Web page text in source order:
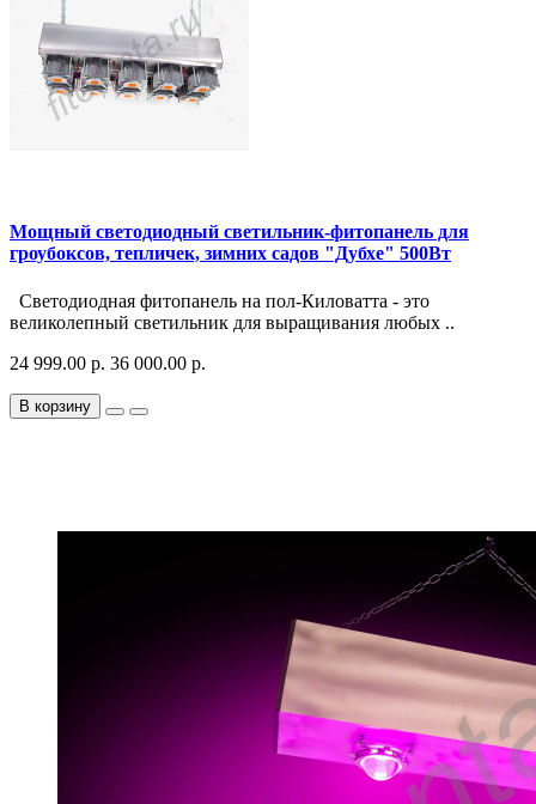
Мощный светодиодный светильник-фитопанель для
гроубоксов, тепличек, зимних садов "Дубхе" 500Вт
Светодиодная фитопанель на пол-Киловатта - это
великолепный светильник для выращивания любых ..
24 999.00 р. 36 000.00 р.
В корзину